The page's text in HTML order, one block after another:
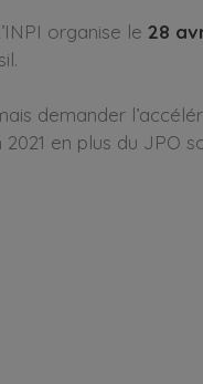
organise le 28
demander
2021 en plus du